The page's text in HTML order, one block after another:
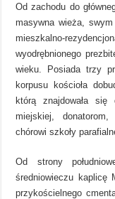
Od zachodu do
masywna wieża,
mieszkalno-
wyodrębnionego
wieku. Posiada trzy
korpusu kościoła
którą znajdowała
miejskiej,
chórowi szkoły
Od strony
średniowieczu kaplicę
przykościelnego